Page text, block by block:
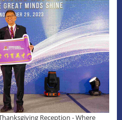
Reception - Where